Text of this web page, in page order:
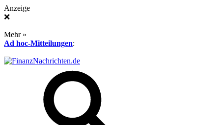
Anzeige
❌
Mehr »
Ad hoc-Mitteilungen: